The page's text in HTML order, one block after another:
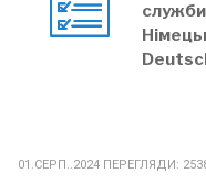
01.СЕРП..2024 ПЕРЕГЛЯДИ: